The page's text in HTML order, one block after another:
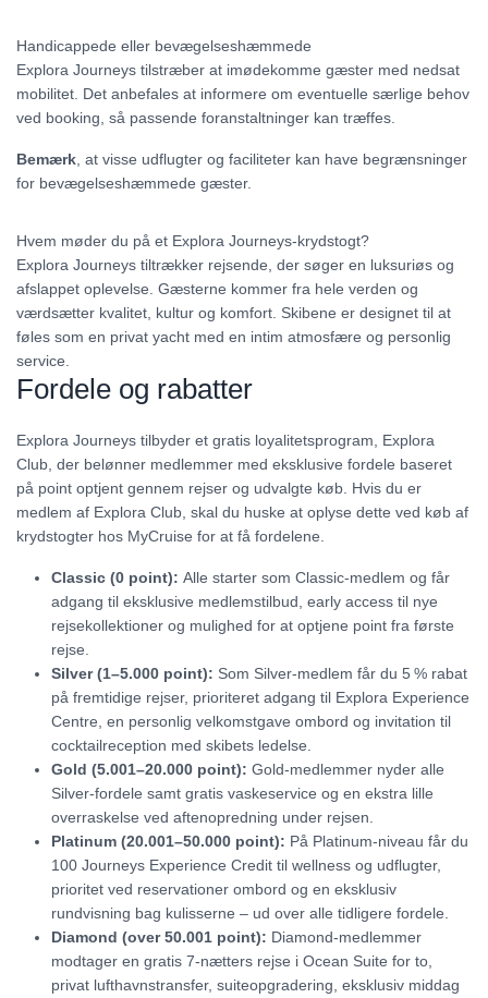
Handicappede eller bevægelseshæmmede
Explora Journeys tilstræber at imødekomme gæster med nedsat
mobilitet. Det anbefales at informere om eventuelle særlige behov
ved booking, så passende foranstaltninger kan træffes.
Bemærk , at visse udflugter og faciliteter kan have begrænsninger
for bevægelseshæmmede gæster.
Hvem møder du på et Explora Journeys-krydstogt?
Explora Journeys tiltrækker rejsende, der søger en luksuriøs og
afslappet oplevelse. Gæsterne kommer fra hele verden og
værdsætter kvalitet, kultur og komfort. Skibene er designet til at
føles som en privat yacht med en intim atmosfære og personlig
service.
Fordele og rabatter
Explora Journeys tilbyder et gratis loyalitetsprogram, Explora
Club, der belønner medlemmer med eksklusive fordele baseret
på point optjent gennem rejser og udvalgte køb. Hvis du er
medlem af Explora Club, skal du huske at oplyse dette ved køb af
krydstogter hos MyCruise for at få fordelene.
Classic (0 point): Alle starter som Classic-medlem og får
adgang til eksklusive medlemstilbud, early access til nye
rejsekollektioner og mulighed for at optjene point fra første
rejse.
Silver (1–5.000 point): Som Silver-medlem får du 5 % rabat
på fremtidige rejser, prioriteret adgang til Explora Experience
Centre, en personlig velkomstgave ombord og invitation til
cocktailreception med skibets ledelse.
Gold (5.001–20.000 point): Gold-medlemmer nyder alle
Silver-fordele samt gratis vaskeservice og en ekstra lille
overraskelse ved aftenopredning under rejsen.
Platinum (20.001–50.000 point): På Platinum-niveau får du
100 Journeys Experience Credit til wellness og udflugter,
prioritet ved reservationer ombord og en eksklusiv
rundvisning bag kulisserne – ud over alle tidligere fordele.
Diamond (over 50.001 point): Diamond-medlemmer
modtager en gratis 7-nætters rejse i Ocean Suite for to,
privat lufthavnstransfer, suiteopgradering, eksklusiv middag